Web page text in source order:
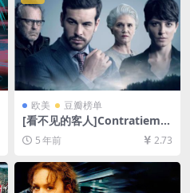
欧美 豆瓣榜单
[看不见的客人]Contratiemp
o (2016)[百度网盘+迅雷云盘
资源1080P超清未删减][MP4/
5 年前 2.73